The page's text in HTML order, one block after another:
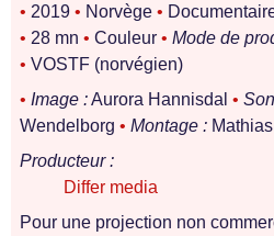
• 2019 • Norvège •
• 28 mn • Couleur • Mode de
• VOSTF (norvégien)
• Image :Aurora Hannisdal •
Wendelborg • Montage :
Producteur :
Differ media
Pour une projection non